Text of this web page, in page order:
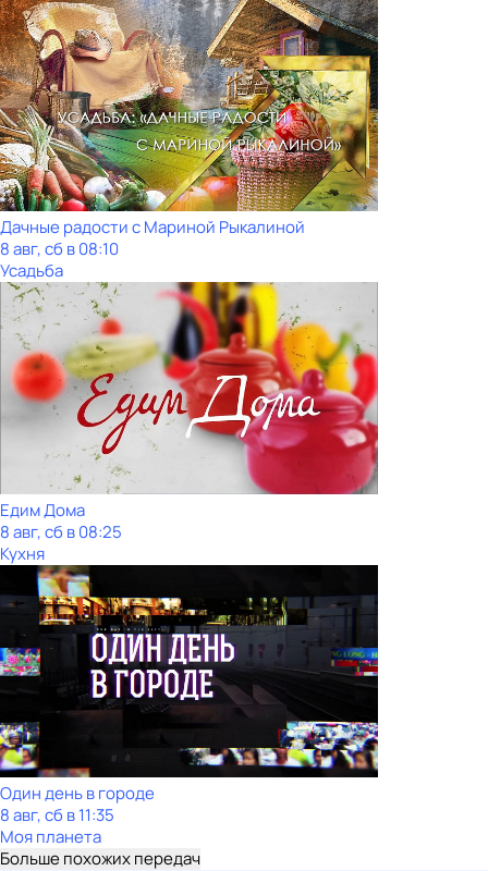
Дачные радости с Мариной Рыкалиной
8 авг, сб в 08:10
Усадьба
Едим Дома
8 авг, сб в 08:25
Кухня
Один день в городе
8 авг, сб в 11:35
Моя планета
Больше похожих передач